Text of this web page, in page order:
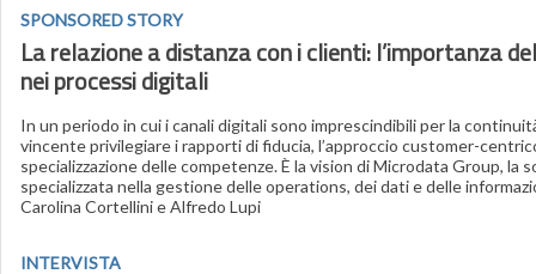
SPONSORED STORY
La relazione a distanza con i clienti: l’importanza
nei processi digitali
In un periodo in cui i canali digitali sono imprescindibili per la
vincente privilegiare i rapporti di fiducia, l’approccio customer-
specializzazione delle competenze. È la vision di Microdata Group, la
specializzata nella gestione delle operations, dei dati e delle
Carolina Cortellini e Alfredo Lupi
INTERVISTA